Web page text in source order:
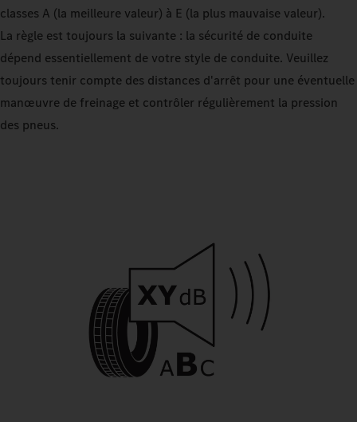
classes A (la meilleure valeur) à E (la plus mauvaise valeur).
La règle est toujours la suivante : la sécurité de conduite
dépend essentiellement de votre style de conduite. Veuillez
toujours tenir compte des distances d'arrêt pour une éventuelle
manœuvre de freinage et contrôler régulièrement la pression
des pneus.